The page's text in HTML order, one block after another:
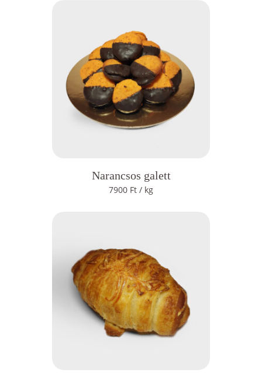
Narancsos galett
7900 Ft / kg